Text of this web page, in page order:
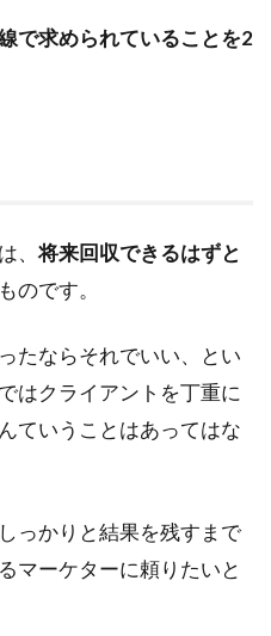
で求められていることを2
、将来回収できるはずと
ものです。
たならそれでいい、とい
はクライアントを丁重に
ていうことはあってはな
っかりと結果を残すまで
マーケターに頼りたいと